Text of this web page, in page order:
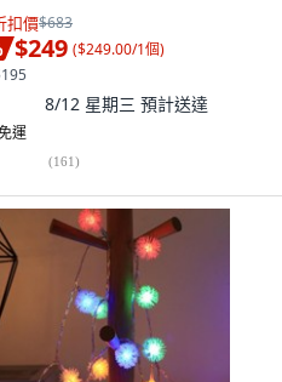
扣價$683
$249 ($249.00/1個)
8/12 星期三 預計送達
運
(161)